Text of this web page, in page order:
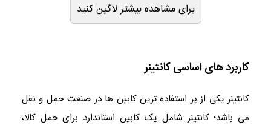
برای مشاهده بیشتر لاگین کنید
کاربرد های اساسی کانتینر
کانتینر یکی از پر استفاده ترین کابین ها در صنعت حمل و نقل
می باشد؛ کانتینر شامل یک کابین استاندارد برای حمل کالا،